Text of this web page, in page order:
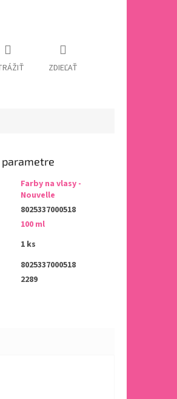
ZDIEĽAŤ
parametre
Farby na vlasy -
Nouvelle
8025337000518
100 ml
1 ks
8025337000518
2289
z 5 hviezdičiek.